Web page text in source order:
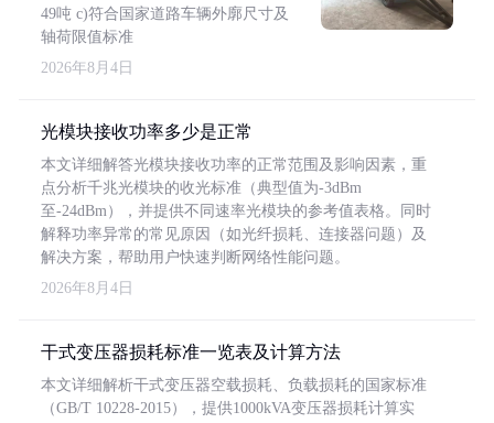
49吨 c)符合国家道路车辆外廓尺寸及
轴荷限值标准
2026年8月4日
光模块接收功率多少是正常
本文详细解答光模块接收功率的正常范围及影响因素，重
点分析千兆光模块的收光标准（典型值为-3dBm
至-24dBm），并提供不同速率光模块的参考值表格。同时
解释功率异常的常见原因（如光纤损耗、连接器问题）及
解决方案，帮助用户快速判断网络性能问题。
2026年8月4日
干式变压器损耗标准一览表及计算方法
本文详细解析干式变压器空载损耗、负载损耗的国家标准
（GB/T 10228-2015），提供1000kVA变压器损耗计算实